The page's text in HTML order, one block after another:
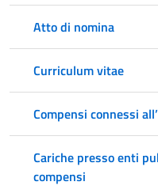
Atto di nomina
Curriculum vitae
Compensi connessi
Cariche presso enti
compensi